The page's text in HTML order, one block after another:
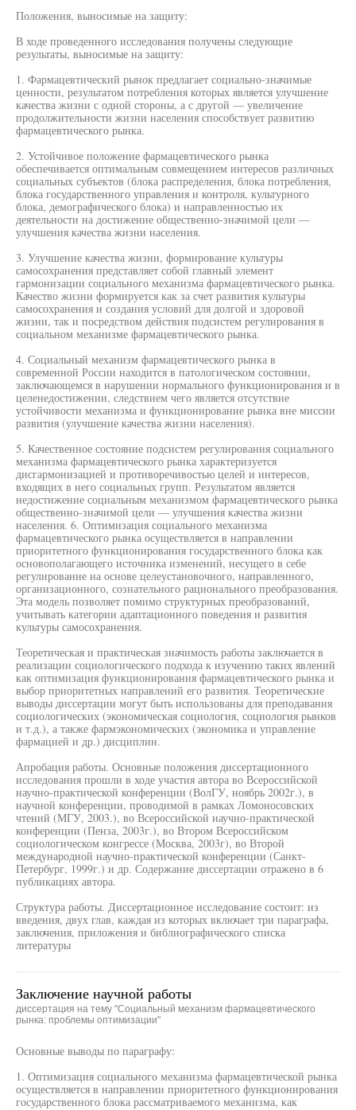
Положения, выносимые на защиту:
В ходе проведенного исследования получены следующие
результаты, выносимые на защиту:
1. Фармацевтический рынок предлагает социально-значимые
ценности, результатом потребления которых является улучшение
качества жизни с одной стороны, а с другой — увеличение
продолжительности жизни населения способствует развитию
фармацевтического рынка.
2. Устойчивое положение фармацевтического рынка
обеспечивается оптимальным совмещением интересов различных
социальных субъектов (блока распределения, блока потребления,
блока государственного управления и контроля, культурного
блока, демографического блока) и направленностью их
деятельности на достижение общественно-значимой цели —
улучшения качества жизни населения.
3. Улучшение качества жизни, формирование культуры
самосохранения представляет собой главный элемент
гармонизации социального механизма фармацевтического рынка.
Качество жизни формируется как за счет развития культуры
самосохранения и создания условий для долгой и здоровой
жизни, так и посредством действия подсистем регулирования в
социальном механизме фармацевтического рынка.
4. Социальный механизм фармацевтического рынка в
современной России находится в патологическом состоянии,
заключающемся в нарушении нормального функционирования и в
целенедостижении, следствием чего является отсутствие
устойчивости механизма и функционирование рынка вне миссии
развития (улучшение качества жизни населения).
5. Качественное состояние подсистем регулирования социального
механизма фармацевтического рынка характеризуется
дисгармонизацией и противоречивостью целей и интересов,
входящих в него социальных групп. Результатом является
недостижение социальным механизмом фармацевтического рынка
общественно-значимой цели — улучшения качества жизни
населения. 6. Оптимизация социального механизма
фармацевтического рынка осуществляется в направлении
приоритетного функционирования государственного блока как
основополагающего источника изменений, несущего в себе
регулирование на основе целеустановочного, направленного,
организационного, сознательного рационального преобразования.
Эта модель позволяет помимо структурных преобразований,
учитывать категории адаптационного поведения и развития
культуры самосохранения.
Теоретическая и практическая значимость работы заключается в
реализации социологического подхода к изучению таких явлений
как оптимизация функционирования фармацевтического рынка и
выбор приоритетных направлений его развития. Теоретические
выводы диссертации могут быть использованы для преподавания
социологических (экономическая социология, социология рынков
и т.д.), а также фармэкономических (экономика и управление
фармацией и др.) дисциплин.
Апробация работы. Основные положения диссертационного
исследования прошли в ходе участия автора во Всероссийской
научно-практической конференции (ВолГУ, ноябрь 2002г.), в
научной конференции, проводимой в рамках Ломоносовских
чтений (МГУ, 2003.), во Всероссийской научно-практической
конференции (Пенза, 2003г.), во Втором Всероссийском
социологическом конгрессе (Москва, 2003г), во Второй
международной научно-практической конференции (Санкт-
Петербург, 1999г.) и др. Содержание диссертации отражено в 6
публикациях автора.
Структура работы. Диссертационное исследование состоит: из
введения, двух глав, каждая из которых включает три параграфа,
заключения, приложения и библиографического списка
литературы
Заключение научной работы
диссертация на тему "Социальный механизм фармацевтического
рынка: проблемы оптимизации"
Основные выводы по параграфу:
1. Оптимизация социального механизма фармацевтической рынка
осуществляется в направлении приоритетного функционирования
государственного блока рассматриваемого механизма, как